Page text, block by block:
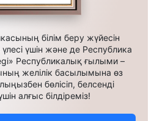
білім беру жүйесін
үшін және де Республика
Республикалық ғылыми –
желілік басылымына өз
бөлісіп, белсенді
алғыс білдіреміз!